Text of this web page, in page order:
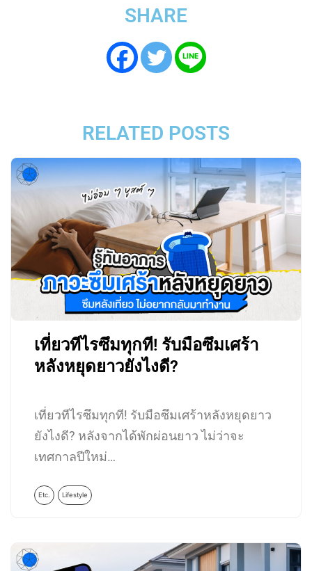
SHARE
RELATED POSTS
เที่ยวทีไรซึมทุกที! รับมือซึมเศร้า
หลังหยุดยาวยังไงดี?
เที่ยวทีไรซึมทุกที! รับมือซึมเศร้าหลังหยุดยาว
ยังไงดี? หลังจากได้พักผ่อนยาว ไม่ว่าจะ
เทศกาลปีใหม่…
Etc. Lifestyle